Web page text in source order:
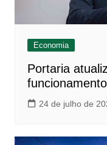
Economia
Portaria
24 de julho de